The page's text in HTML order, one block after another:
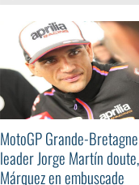
MotoGP Grande-
leader Jorge Martín
Márquez en embuscade